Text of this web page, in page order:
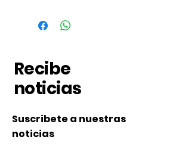
Recibe
noticias
Suscribete a nuestras
noticias